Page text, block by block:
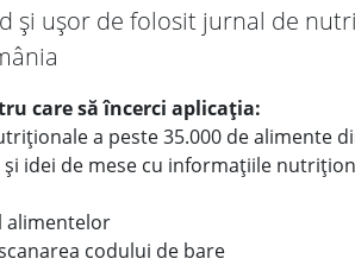
și ușor de folosit jurnal de
care să încerci aplicația:
a peste 35.000 de alimente
și idei de mese cu informațiile
alimentelor
codului de bare